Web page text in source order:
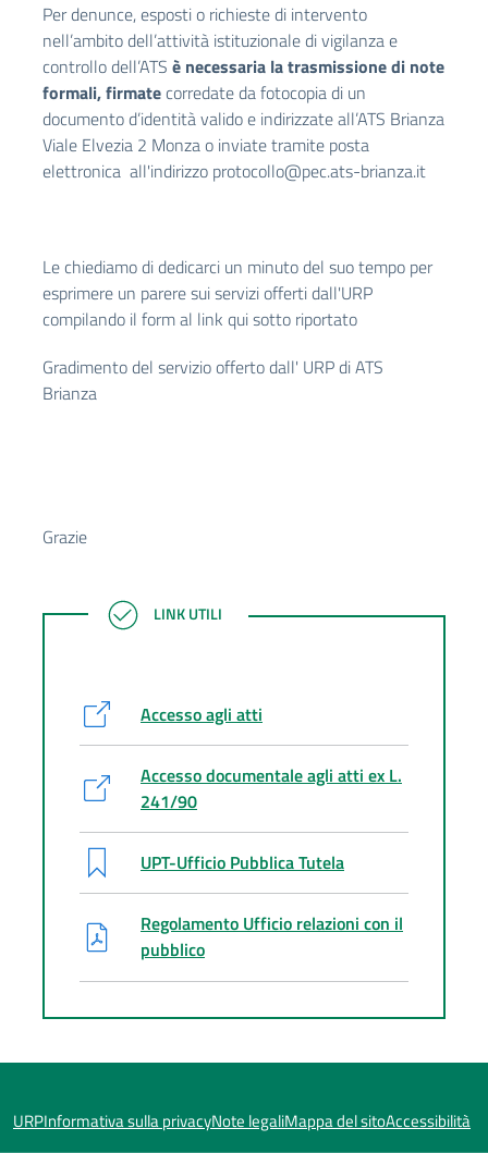
Per denunce, esposti o richieste di intervento
nell’ambito dell’attività istituzionale di vigilanza e
controllo dell’ATS è necessaria la trasmissione di note
formali, firmate corredate da fotocopia di un
documento d’identità valido e indirizzate all’ATS Brianza
Viale Elvezia 2 Monza o inviate tramite posta
elettronica all'indirizzo protocollo@pec.ats-brianza.it
Le chiediamo di dedicarci un minuto del suo tempo per
esprimere un parere sui servizi offerti dall'URP
compilando il form al link qui sotto riportato
Gradimento del servizio offerto dall' URP di ATS
Brianza
Grazie
LINK UTILI
LINK UTILI
Accesso agli atti
Accesso documentale agli atti ex L.
241/90
UPT-Ufficio Pubblica Tutela
Regolamento Ufficio relazioni con il
pubblico
URPInformativa sulla privacyNote legaliMappa del sitoAccessibilità